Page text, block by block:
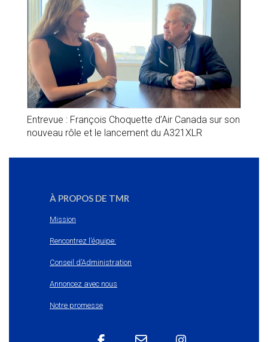
Entrevue : François Choquette d’Air Canada sur son
nouveau rôle et le lancement du A321XLR
À PROPOS DE TMR
Mission
Rencontrez l’équipe:
Conseil d’Administration
Annoncez avec nous
Notre promesse